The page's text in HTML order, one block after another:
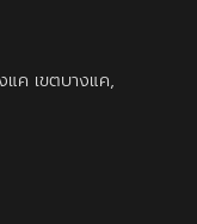
ค เขตบางแค,